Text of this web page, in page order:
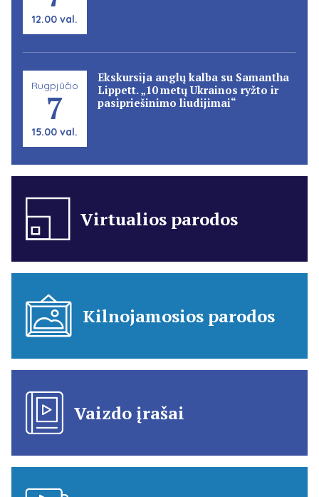
12.00 val.
Rugpjūčio
7
15.00 val.
Ekskursija anglų kalba su Samantha
Lippett. „10 metų Ukrainos ryžto ir
pasipriešinimo liudijimai“
Virtualios parodos
Kilnojamosios parodos
Vaizdo įrašai